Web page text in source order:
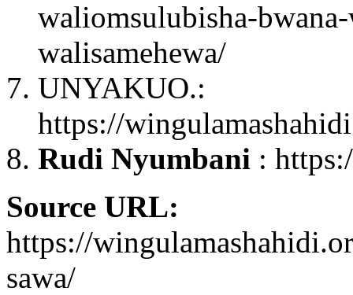
waliomsulubisha-
walisamehewa/
UNYAKUO.:
https://
Rudi Nyumbani :
Source URL:
https://
sawa/